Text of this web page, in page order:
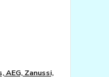
AEG, Zanussi,